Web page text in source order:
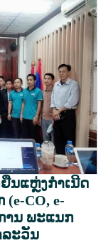
ນແຫຼ່ງກໍາເນີດ
CO, e-
ານ ພະແນກ
ະວັນ